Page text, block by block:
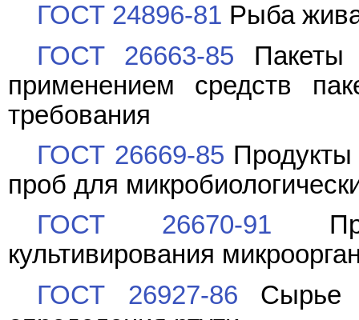
ГОСТ 24896-81 Рыба
ГОСТ 26663-85 Пакеты
применением средств
требования
ГОСТ 26669-85
проб для
ГОСТ 26670-91
культивирования
ГОСТ 26927-86 Сырье